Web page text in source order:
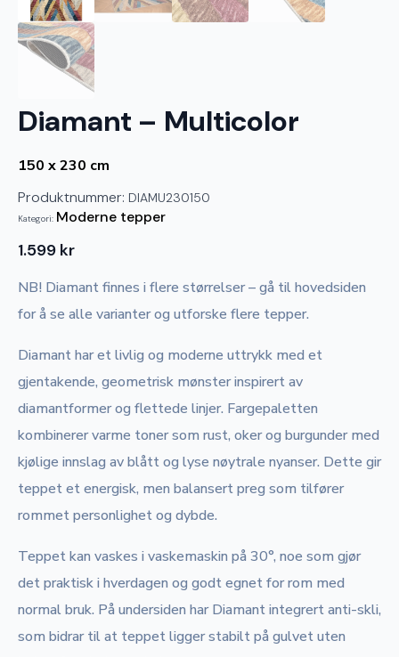
Diamant – Multicolor
150 x 230 cm
Produktnummer: DIAMU230150
Kategori: Moderne tepper
1.599 kr
NB! Diamant finnes i flere størrelser – gå til hovedsiden
for å se alle varianter og utforske flere tepper.
Diamant har et livlig og moderne uttrykk med et
gjentakende, geometrisk mønster inspirert av
diamantformer og flettede linjer. Fargepaletten
kombinerer varme toner som rust, oker og burgunder med
kjølige innslag av blått og lyse nøytrale nyanser. Dette gir
teppet et energisk, men balansert preg som tilfører
rommet personlighet og dybde.
Teppet kan vaskes i vaskemaskin på 30°, noe som gjør
det praktisk i hverdagen og godt egnet for rom med
normal bruk. På undersiden har Diamant integrert anti-skli,
som bidrar til at teppet ligger stabilt på gulvet uten